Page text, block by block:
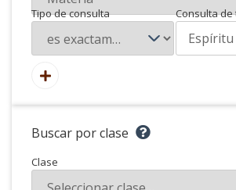
Tipo de consulta Consulta de
Buscar por clase
Clase